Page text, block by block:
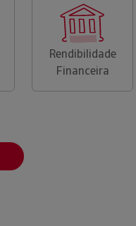
Rendibilidade
Financeira